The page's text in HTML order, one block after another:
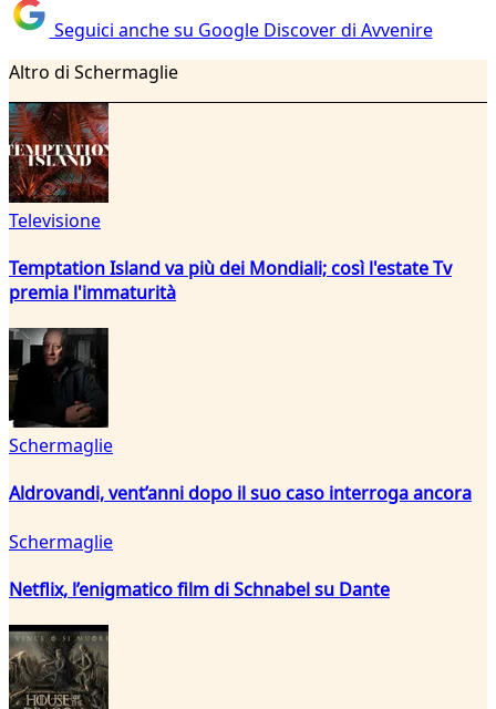
Seguici anche su Google Discover di Avvenire
Altro di Schermaglie
Televisione
Temptation Island va più dei Mondiali; così l'estate Tv
premia l'immaturità
Schermaglie
Aldrovandi, vent’anni dopo il suo caso interroga ancora
Schermaglie
Netflix, l’enigmatico film di Schnabel su Dante